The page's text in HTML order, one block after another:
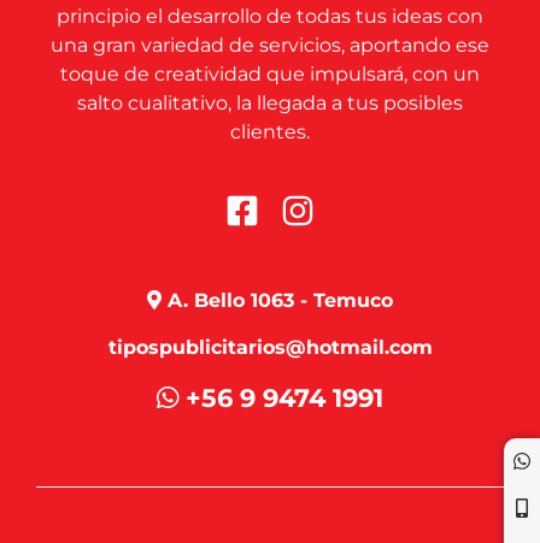
principio el desarrollo de todas tus ideas con
una gran variedad de servicios, aportando ese
toque de creatividad que impulsará, con un
salto cualitativo, la llegada a tus posibles
clientes.
A. Bello 1063 - Temuco
tipospublicitarios@hotmail.com
+56 9 9474 1991